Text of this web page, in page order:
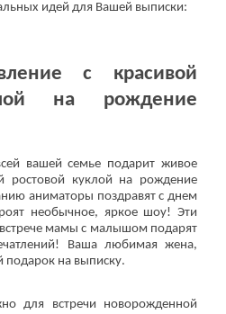
идей для Вашей выписки:
с красивой
на рождение
вашей семье подарит живое
ростовой куклой на рождение
аниматоры поздравят с днем
необычное, яркое шоу! Эти
мамы с малышом подарят
Ваша любимая жена,
подарок на выписку.
для встречи новорожденной